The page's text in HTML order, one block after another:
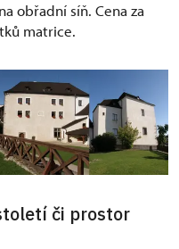
obřadní síň. Cena za
matrice.
či prostor